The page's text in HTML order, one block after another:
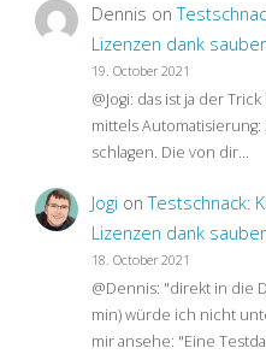
Dennis on
Lizenzen dank
19. October 2021
@Jogi: das ist ja der
mittels
schlagen. Die von dir…
Jogi onTestschnack:
Lizenzen dank
18. October 2021
@Dennis: "direkt in die
min) würde ich nicht
mir ansehe: "Eine